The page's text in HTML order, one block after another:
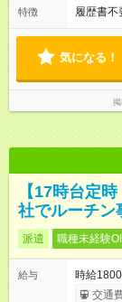
特徴 履歴書不
気になる！
【17時台定
社でルーチン
派遣 職種未経験
給与
時給
交通